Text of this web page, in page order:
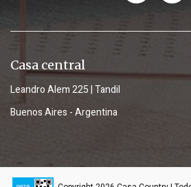
Casa central
Leandro Alem 225 | Tandil
Buenos Aires - Argentina